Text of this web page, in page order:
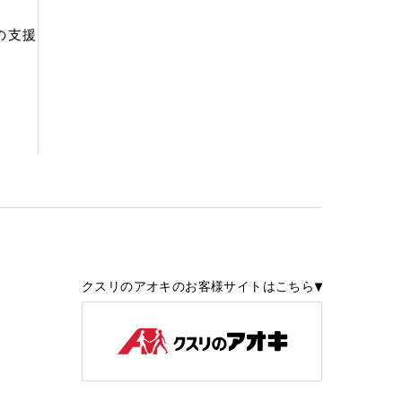
支援
クスリのアオキのお客様サイトはこちら